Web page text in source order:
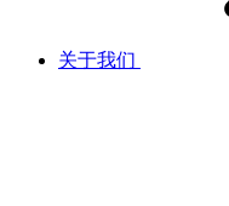
关于我们